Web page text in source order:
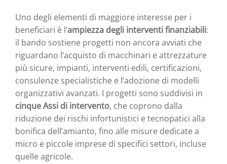
Uno degli elementi di maggiore interesse per i
beneficiari è l’ampiezza degli interventi finanziabili:
il bando sostiene progetti non ancora avviati che
riguardano l’acquisto di macchinari e attrezzature
più sicure, impianti, interventi edili, certificazioni,
consulenze specialistiche e l’adozione di modelli
organizzativi avanzati. I progetti sono suddivisi in
cinque Assi di intervento, che coprono dalla
riduzione dei rischi infortunistici e tecnopatici alla
bonifica dell’amianto, fino alle misure dedicate a
micro e piccole imprese di specifici settori, incluse
quelle agricole.